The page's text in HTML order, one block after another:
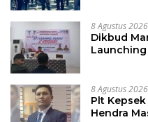
8 Agustus 2026
Dikbud
Launching
8 Agustus 2026
Plt
Hendra